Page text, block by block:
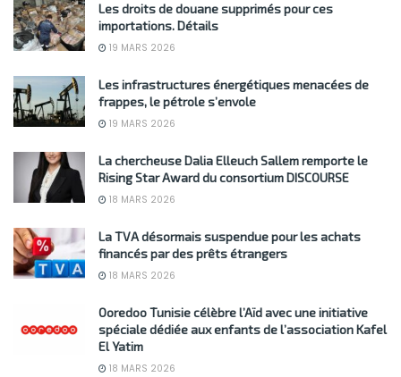
Les droits de douane supprimés pour ces
importations. Détails
19 MARS 2026
Les infrastructures énergétiques menacées de
frappes, le pétrole s’envole
19 MARS 2026
La chercheuse Dalia Elleuch Sallem remporte le
Rising Star Award du consortium DISCOURSE
18 MARS 2026
La TVA désormais suspendue pour les achats
financés par des prêts étrangers
18 MARS 2026
Ooredoo Tunisie célèbre l’Aïd avec une initiative
spéciale dédiée aux enfants de l’association Kafel
El Yatim
18 MARS 2026